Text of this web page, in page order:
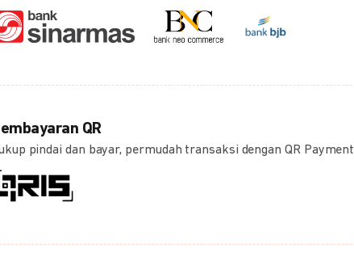
QR
pindai dan bayar, permudah transaksi dengan QR Payment